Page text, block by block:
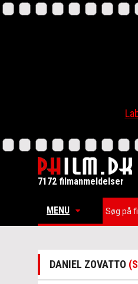
7172 filmanmeldelser
MENU
DANIEL ZOVATTO